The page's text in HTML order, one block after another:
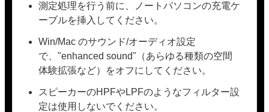
測定処理を行う前に、ノートパソコンの充電ケ
ーブルを挿入してください。
Win/Mac のサウンド/オーディオ設定
で、"enhanced sound"（あらゆる種類の空間
体験拡張など）をオフにしてください。
スピーカーのHPFやLPFのようなフィルター設
定は使用しないでください。